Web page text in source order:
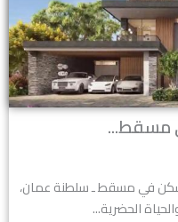
مسقط...
في مسقط ـ سلطنة عمان،
الحضرية...